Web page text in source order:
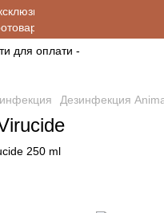
для оплати -
Дезинфекция
250 ml